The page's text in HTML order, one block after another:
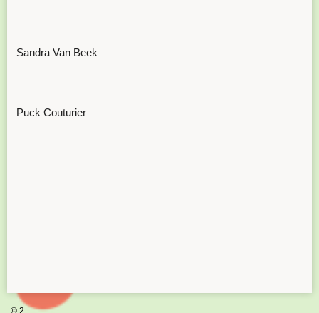
Sandra Van Beek
Puck Couturier
© 2